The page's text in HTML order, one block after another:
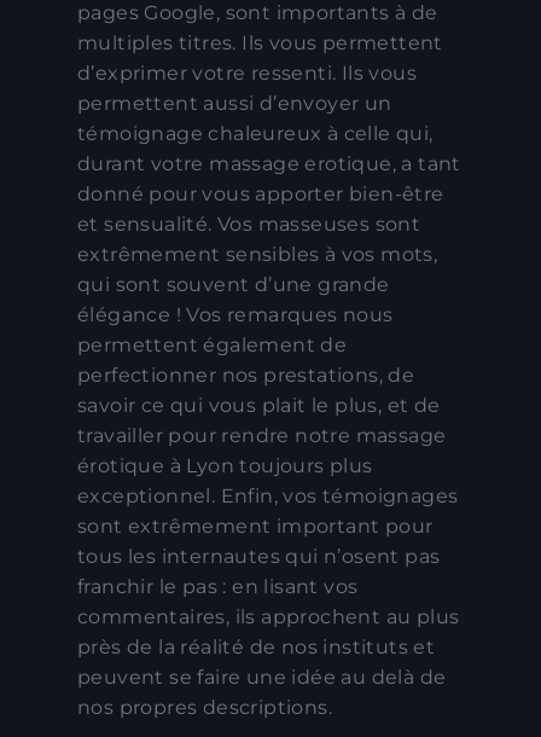
pages Google, sont importants à de
multiples titres. Ils vous permettent
d’exprimer votre ressenti. Ils vous
permettent aussi d’envoyer un
témoignage chaleureux à celle qui,
durant votre massage erotique, a tant
donné pour vous apporter bien-être
et sensualité. Vos masseuses sont
extrêmement sensibles à vos mots,
qui sont souvent d’une grande
élégance ! Vos remarques nous
permettent également de
perfectionner nos prestations, de
savoir ce qui vous plait le plus, et de
travailler pour rendre notre massage
érotique à Lyon toujours plus
exceptionnel. Enfin, vos témoignages
sont extrêmement important pour
tous les internautes qui n’osent pas
franchir le pas : en lisant vos
commentaires, ils approchent au plus
près de la réalité de nos instituts et
peuvent se faire une idée au delà de
nos propres descriptions.